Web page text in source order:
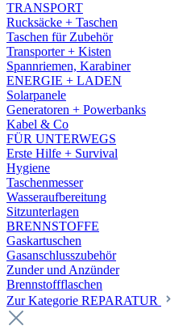
TRANSPORT
Rucksäcke + Taschen
Taschen für Zubehör
Transporter + Kisten
Spannriemen, Karabiner
ENERGIE + LADEN
Solarpanele
Generatoren + Powerbanks
Kabel & Co
FÜR UNTERWEGS
Erste Hilfe + Survival
Hygiene
Taschenmesser
Wasseraufbereitung
Sitzunterlagen
BRENNSTOFFE
Gaskartuschen
Gasanschlusszubehör
Zunder und Anzünder
Brennstoffflaschen
Zur Kategorie REPARATUR